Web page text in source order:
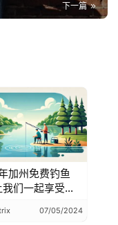
下一篇
加州免费钓鱼
我们一起享受大
乐趣，在美国钓
事项
07/05/2024